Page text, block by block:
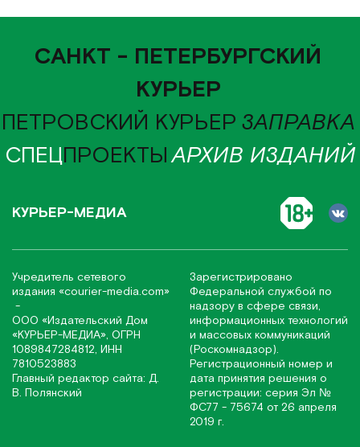
САНКТ - ПЕТЕРБУРГСКИЙ
КУРЬЕР
ПЕТРОВСКИЙ КУРЬЕР ЗАПРАВКА
СПЕЦПРОЕКТЫАРХИВ ИЗДАНИЙ
КУРЬЕР-МЕДИА
Учредитель сетевого
издания «соurier-media.com»
-
ООО «Издательский Дом
«КУРЬЕР-МЕДИА», ОГРН
1089847284812, ИНН
7810523883
Главный редактор сайта: Д.
В. Полянский
Зарегистрировано
Федеральной службой по
надзору в сфере связи,
информационных технологий
и массовых коммуникаций
(Роскомнадзор).
Регистрационный номер и
дата принятия решения о
регистрации: серия Эл №
ФС77 - 75674 от 26 апреля
2019 г.